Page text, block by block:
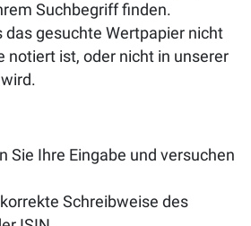
Suchbegriff finden.
das gesuchte Wertpapier nicht
notiert ist, oder nicht in unserer
Sie Ihre Eingabe und versuchen
Schreibweise des